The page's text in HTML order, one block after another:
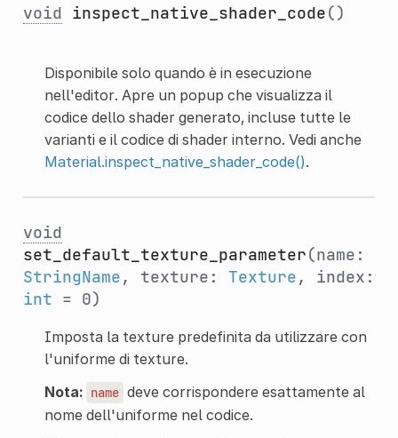
void inspect_native_shader_code()
Disponibile solo quando è in esecuzione
nell'editor. Apre un popup che visualizza il
codice dello shader generato, incluse tutte le
varianti e il codice di shader interno. Vedi anche
Material.inspect_native_shader_code().
void
set_default_texture_parameter(name:
StringName, texture: Texture, index:
int = 0)
Imposta la texture predefinita da utilizzare con
l'uniforme di texture.
Nota: name deve corrispondere esattamente al
nome dell'uniforme nel codice.